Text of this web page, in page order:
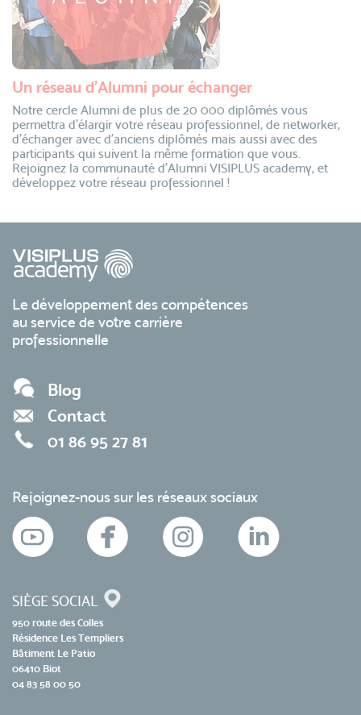
Un réseau d’Alumni pour échanger
Notre cercle Alumni de plus de 20 000 diplômés vous
permettra d’élargir votre réseau professionnel, de networker,
d’échanger avec d’anciens diplômés mais aussi avec des
participants qui suivent la même formation que vous.
Rejoignez la communauté d’Alumni VISIPLUS academy, et
développez votre réseau professionnel !
Le développement des compétences
au service de votre carrière
professionnelle
Blog
Contact
01 86 95 27 81
Rejoignez-nous sur les réseaux sociaux
SIÈGE SOCIAL
950 route des Colles
Résidence Les Templiers
Bâtiment Le Patio
06410 Biot
04 83 58 00 50